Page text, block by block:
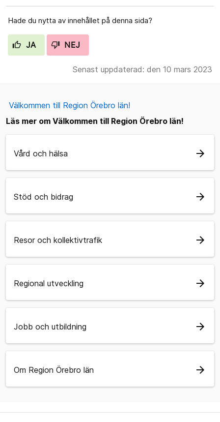
Hade du nytta av innehållet på denna sida?
JA NEJ
Senast uppdaterad: den 10 mars 2023
Välkommen till Region Örebro län!
Läs mer om Välkommen till Region Örebro län!
Vård och hälsa arrow_forward
Stöd och bidrag arrow_forward
Resor och kollektivtrafik arrow_forward
Regional utveckling arrow_forward
Jobb och utbildning arrow_forward
Om Region Örebro län arrow_forward